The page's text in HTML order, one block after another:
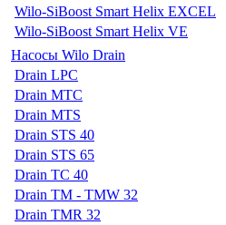
Wilo-SiBoost Smart Helix EXCEL
Wilo-SiBoost Smart Helix VE
Насосы Wilo Drain
Drain LPC
Drain MTC
Drain MTS
Drain STS 40
Drain STS 65
Drain TC 40
Drain TM - TMW 32
Drain TMR 32